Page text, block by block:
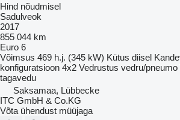
Hind nõudmisel
Sadulveok
2017
855 044 km
Euro 6
Võimsus 469 h.j. (345 kW) Kütus diisel
konfiguratsioon 4x2 Vedrustus vedru/pneumo
tagavedu
Saksamaa, Lübbecke
ITC GmbH & Co.KG
Võta ühendust müüjaga